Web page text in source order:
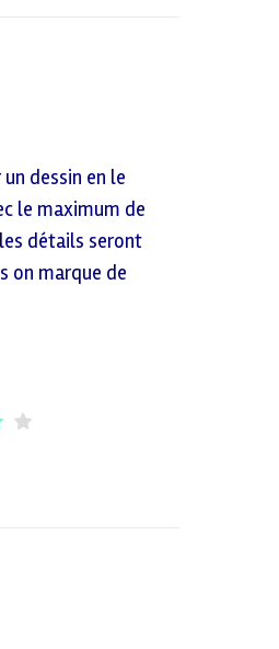
dessin en le
le maximum de
détails seront
on marque de